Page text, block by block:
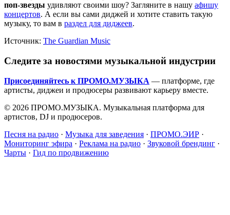
поп-звезды удивляют своими шоу? Загляните в нашу афишу
концертов. А если вы сами диджей и хотите ставить такую
музыку, то вам в раздел для диджеев.
Источник: The Guardian Music
Следите за новостями музыкальной индустрии
Присоединяйтесь к ПРОМО.МУЗЫКА — платформе, где
артисты, диджеи и продюсеры развивают карьеру вместе.
© 2026 ПРОМО.МУЗЫКА. Музыкальная платформа для
артистов, DJ и продюсеров.
Песня на радио · Музыка для заведения · ПРОМО.ЭИР ·
Мониторинг эфира · Реклама на радио · Звуковой брендинг ·
Чарты · Гид по продвижению